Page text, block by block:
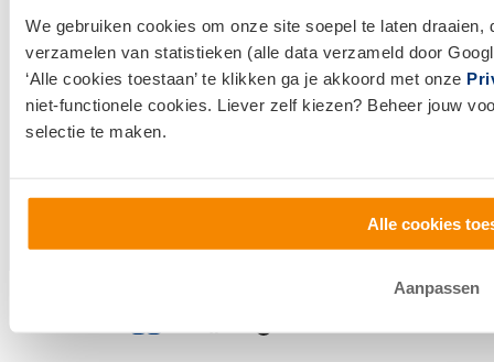
We gebruiken cookies om onze site soepel te laten
verzamelen van statistieken (alle data verzameld door
‘Alle cookies toestaan’ te klikken ga je akkoord met onze
niet-functionele cookies. Liever zelf kiezen? Beheer jouw
selectie te maken.
Alle cookies
Aanpassen
0800 1600
info@vanbruggen.nl